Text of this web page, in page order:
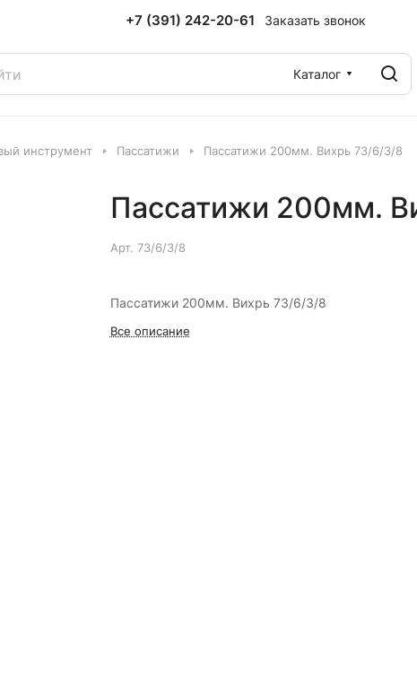
+7 (391) 242-20-61 Заказать звонок
Каталог
инструмент Пассатижи Пассатижи 200мм. Вихрь 73/6/3/8
Пассатижи 200мм.
Арт. 73/6/3/8
Пассатижи 200мм. Вихрь 73/6/3/8
Все описание